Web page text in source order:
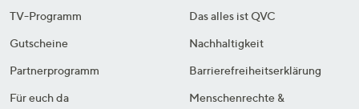
TV-Programm
Gutscheine
Partnerprogramm
Für euch da
Das alles ist QVC
Nachhaltigkeit
Barrierefreiheitserklärung
Menschenrechte &